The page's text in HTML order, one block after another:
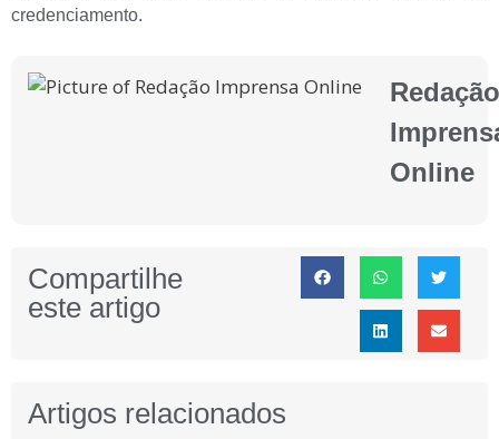
credenciamento.
Redação
Online
Compartilhe
este artigo
Artigos relacionados